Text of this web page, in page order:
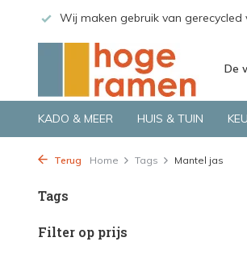
Wij maken gebruik van
De
KADO & MEER HUIS & TUIN
Terug Home Tags Mantel jas
Tags
Filter op prijs